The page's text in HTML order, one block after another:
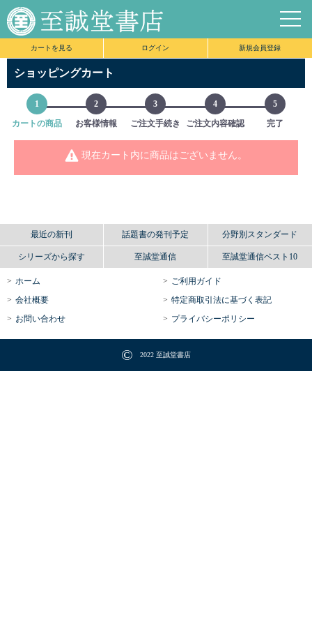
新人弁護士がよく買う本 個人法務系事務所
カートを見る ログイン 新規会員登録
ショッピングカート
1
カートの商品
2
お客様情報
3
ご注文手続き
4
ご注文内容確認
5
完了
現在カート内に商品はございません。
最近の新刊 話題書の発刊予定 分野別スタンダード
シリーズから探す 至誠堂通信 至誠堂通信ベスト10
ホーム
ご利用ガイド
会社概要
特定商取引法に基づく表記
お問い合わせ
プライバシーポリシー
© 2022 至誠堂書店